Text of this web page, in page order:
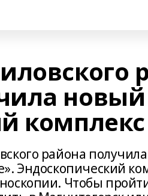
новый
комплекс
района
Эндоскопический
Чтобы